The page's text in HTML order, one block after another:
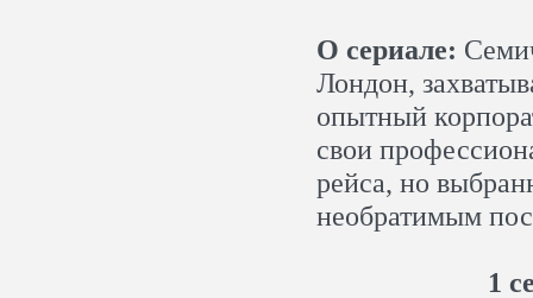
О сериале:
Лондон,
опытный
свои
рейса, но
необратимым
1